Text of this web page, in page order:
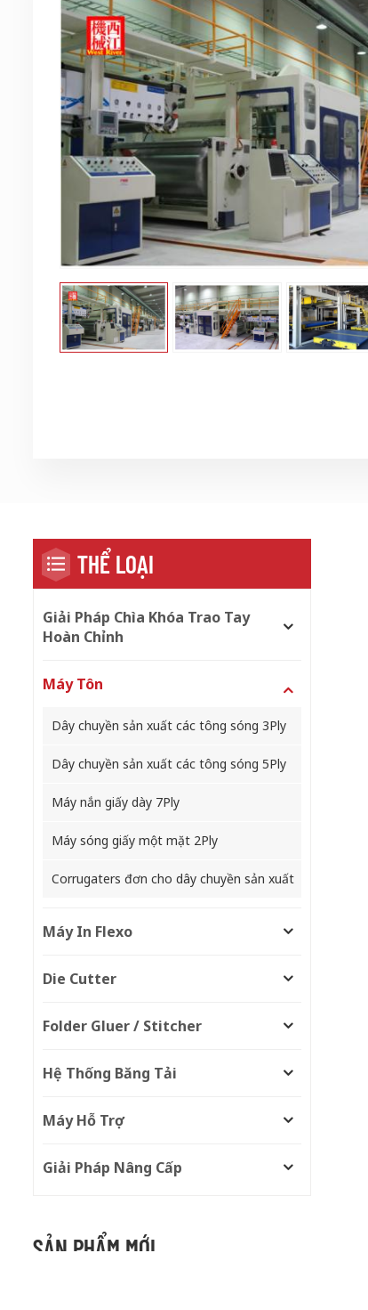
THỂ LOẠI
Giải Pháp Chìa Khóa Trao Tay
Hoàn Chỉnh
Máy Tôn
Dây chuyền sản xuất các tông sóng 3Ply
Dây chuyền sản xuất các tông sóng 5Ply
Máy nắn giấy dày 7Ply
Máy sóng giấy một mặt 2Ply
Corrugaters đơn cho dây chuyền sản xuất
Máy In Flexo
Die Cutter
Folder Gluer / Stitcher
Hệ Thống Băng Tải
Máy Hỗ Trợ
Giải Pháp Nâng Cấp
SẢN PHẨM MỚI